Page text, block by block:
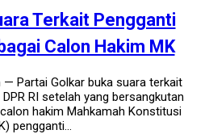
Terkait Pengganti
Calon Hakim MK
Partai Golkar buka suara terkait
RI setelah yang bersangkutan
hakim Mahkamah Konstitusi
pengganti...